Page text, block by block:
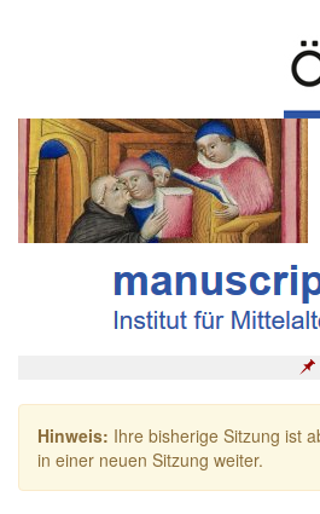
Hinweis: Ihre bisherige Sitzung ist
in einer neuen Sitzung weiter.